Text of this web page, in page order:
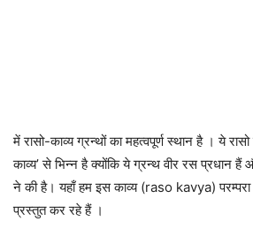
में रासो-काव्य ग्रन्थों का महत्वपूर्ण स्थान है । ये
काव्य’ से भिन्न है क्योंकि ये ग्रन्थ वीर रस प्रधान हैं
ने की है। यहाँ हम इस काव्य (raso kavya)
प्रस्तुत कर रहे हैं ।